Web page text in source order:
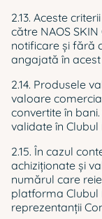
2.13. Aceste
către NAOS SKIN
notificare și fără
angajată în acest
2.14. Produsele
valoare
convertite în
validate în Clubul
2.15. În cazul
achiziționate şi
numărul care
platforma Clubul
reprezentanții